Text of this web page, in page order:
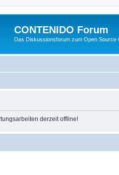
CONTENIDO Forum
Das Diskussionsforum zum Open Source
derzeit offline!